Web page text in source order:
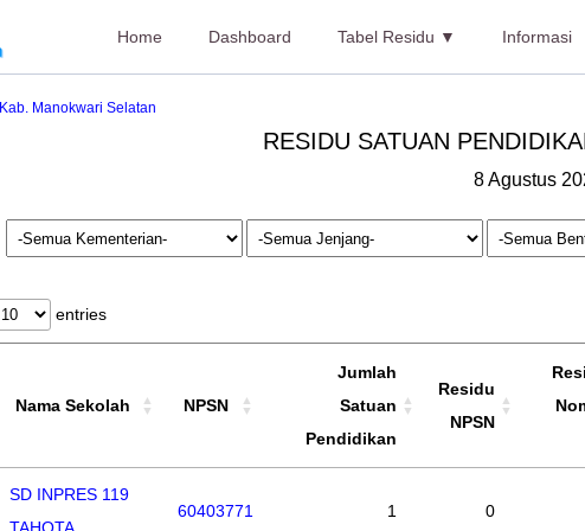
Home Dashboard Tabel Residu ▼ Informasi
Kab. Manokwari Selatan
RESIDU SATUAN
8 Agustus
entries
Nama Sekolah NPSN
Jumlah
Satuan
Pendidikan
Residu
NPSN
SD INPRES 119
60403771 1 0